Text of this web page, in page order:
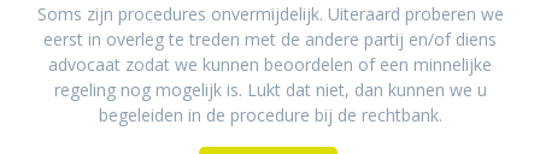
Soms zijn procedures onvermijdelijk. Uiteraard proberen we
eerst in overleg te treden met de andere partij en/of diens
advocaat zodat we kunnen beoordelen of een minnelijke
regeling nog mogelijk is. Lukt dat niet, dan kunnen we u
begeleiden in de procedure bij de rechtbank.